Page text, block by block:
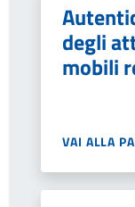
degli
mobili
VAI ALLA